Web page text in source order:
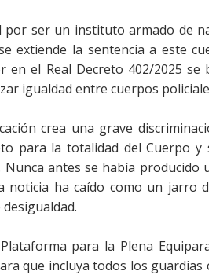
por ser un instituto armado de
extiende la sentencia a este
en el Real Decreto 402/2025 se
igualdad entre cuerpos
crea una grave
para la totalidad del Cuerpo
Nunca antes se había
noticia ha caído como un jarro
para la Plena
que incluya todos los guardias